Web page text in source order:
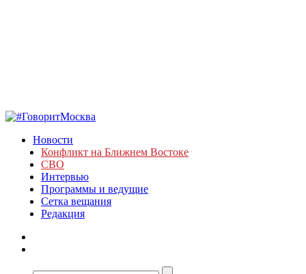
Новости
Конфликт на Ближнем Востоке
СВО
Интервью
Программы и ведущие
Сетка вещания
Редакция